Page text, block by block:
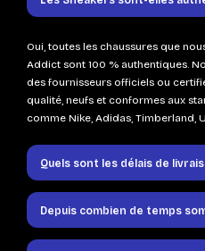
Oui, toutes les chaussures que
Addict sont 100 % authentiques.
des fournisseurs officiels ou
qualité, neufs et conformes aux
comme Nike, Adidas, Timberland,
Quels sont les délais de
Depuis combien de temps